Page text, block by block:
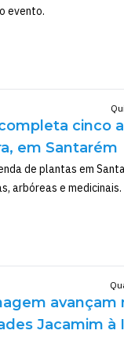
evento.
cinco
em Santarém
de plantas em
arbóreas e medicinais.
avançam
Jacamim à